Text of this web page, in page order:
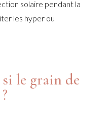
solaire pendant la
les hyper ou
le grain de